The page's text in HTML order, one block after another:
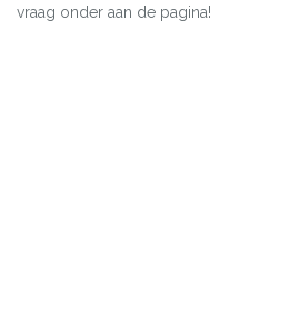
vraag onder aan de pagina!